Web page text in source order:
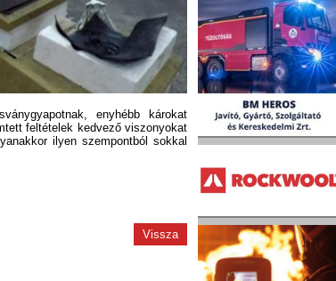
enyhébb károkat
feltételek kedvező viszonyokat
ilyen szempontból sokkal
Vissza